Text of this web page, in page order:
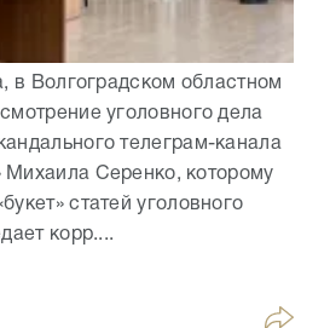
в Волгоградском областном
уголовного дела
телеграм-канала
Серенко, которому
статей уголовного
корр....